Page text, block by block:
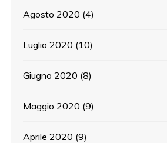
Agosto 2020 (4)
Luglio 2020 (10)
Giugno 2020 (8)
Maggio 2020 (9)
Aprile 2020 (9)